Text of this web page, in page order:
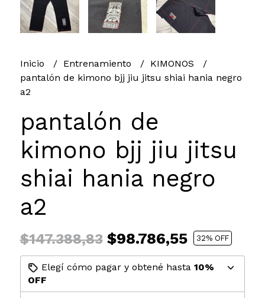
Inicio Entrenamiento
KIMONOS
pantalón de kimono bjj jiu jitsu shiai hania negro
a2
pantalón de
kimono bjj jiu jitsu
shiai hania negro
a2
$147.388,83$98.786,55 32% OFF
Elegí cómo pagar y obtené hasta 10%
OFF